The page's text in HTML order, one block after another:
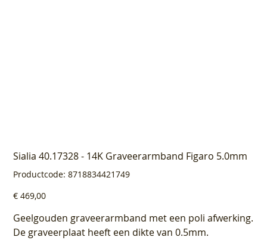
Sialia 40.17328 - 14K Graveerarmband Figaro 5.0mm
Productcode: Productcode
8718834421749
8718834421749
Prijs
€ 469,00
Geelgouden graveerarmband met een poli afwerking.
De graveerplaat heeft een dikte van 0.5mm.